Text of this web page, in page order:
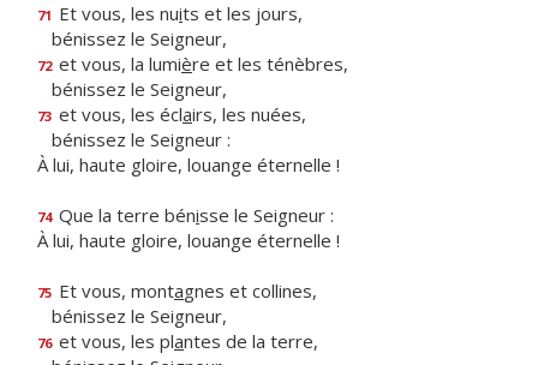
71 Et vous, les nuits et les jours,
bénissez le Seigneur,
72 et vous, la lumière et les ténèbres,
bénissez le Seigneur,
73 et vous, les éclairs, les nuées,
bénissez le Seigneur :
À lui, haute gloire, louange éternelle !
74 Que la terre bénisse le Seigneur :
À lui, haute gloire, louange éternelle !
75 Et vous, montagnes et collines,
bénissez le Seigneur,
76 et vous, les plantes de la terre,